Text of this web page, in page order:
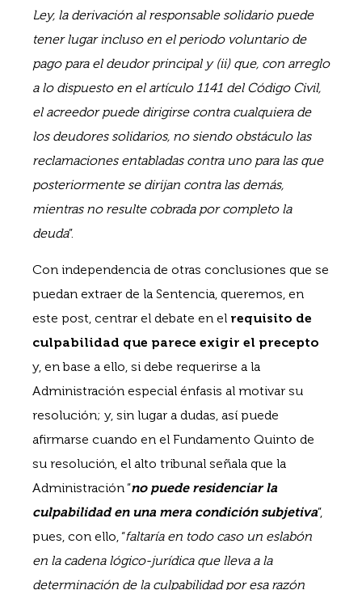
Ley, la derivación al responsable solidario puede
tener lugar incluso en el periodo voluntario de
pago para el deudor principal y (ii) que, con arreglo
a lo dispuesto en el artículo 1141 del Código Civil,
el acreedor puede dirigirse contra cualquiera de
los deudores solidarios, no siendo obstáculo las
reclamaciones entabladas contra uno para las que
posteriormente se dirijan contra las demás,
mientras no resulte cobrada por completo la
deuda”.
Con independencia de otras conclusiones que se
puedan extraer de la Sentencia, queremos, en
este post, centrar el debate en el requisito de
culpabilidad que parece exigir el precepto
y, en base a ello, si debe requerirse a la
Administración especial énfasis al motivar su
resolución; y, sin lugar a dudas, así puede
afirmarse cuando en el Fundamento Quinto de
su resolución, el alto tribunal señala que la
Administración ”no puede residenciar la
culpabilidad en una mera condición subjetiva”,
pues, con ello, “faltaría en todo caso un eslabón
en la cadena lógico-jurídica que lleva a la
determinación de la culpabilidad por esa razón